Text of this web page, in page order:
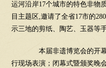
运河沿岸17个城市的特色非物
目主题区 ,邀请了全省17市的280
示三地的剪纸、陶艺、玉器等
本届非遗博览会的开
行现场表演；闭幕式暨颁奖晚